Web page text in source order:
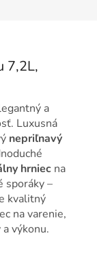
7,2L,
a
Luxusná
nepriľnavý
hrniec na
sporáky –
kvalitný
na varenie,
výkonu.